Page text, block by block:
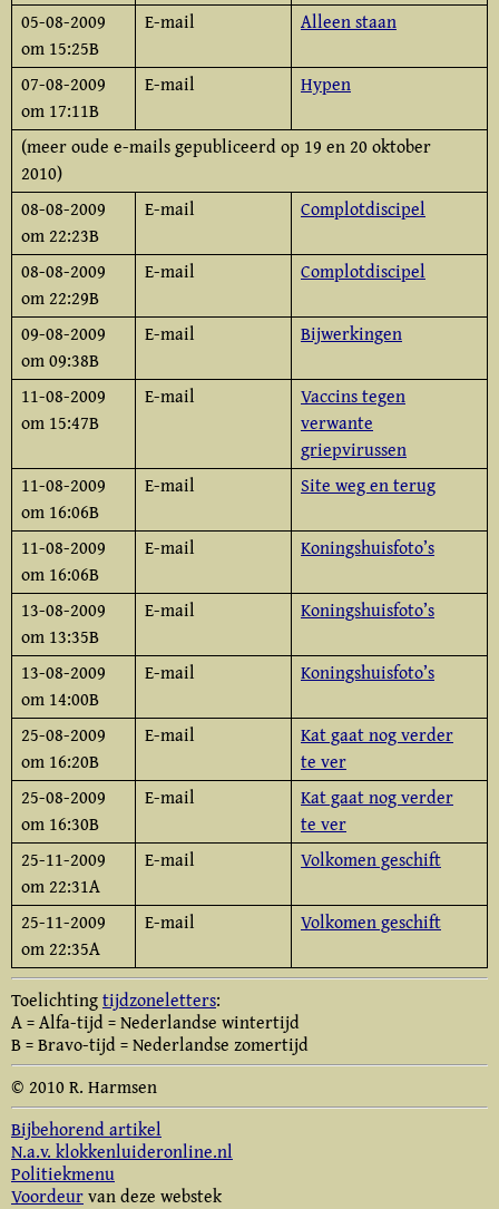
05-08-2009
om 15:25B
E-mail Alleen staan
07-08-2009
om 17:11B
E-mail Hypen
(meer oude e-mails gepubliceerd op 19 en 20 oktober
2010)
08-08-2009
om 22:23B
E-mail Complotdiscipel
08-08-2009
om 22:29B
E-mail Complotdiscipel
09-08-2009
om 09:38B
E-mail Bijwerkingen
11-08-2009
om 15:47B
E-mail
Vaccins tegen
verwante
griepvirussen
11-08-2009
om 16:06B
E-mail Site weg en terug
11-08-2009
om 16:06B
E-mail Koningshuisfoto’s
13-08-2009
om 13:35B
E-mail Koningshuisfoto’s
13-08-2009
om 14:00B
E-mail Koningshuisfoto’s
25-08-2009
om 16:20B
E-mail
Kat gaat nog verder
te ver
25-08-2009
om 16:30B
E-mail
Kat gaat nog verder
te ver
25-11-2009
om 22:31A
E-mail Volkomen geschift
25-11-2009
om 22:35A
E-mail Volkomen geschift
Toelichtingtijdzoneletters:
A = Alfa-tijd = Nederlandse wintertijd
B = Bravo-tijd = Nederlandse zomertijd
© 2010 R. Harmsen
Bijbehorend artikel
N.a.v. klokkenluideronline.nl
Politiekmenu
Voordeurvan deze webstek